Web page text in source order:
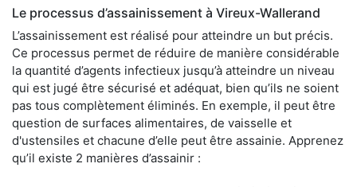
Le processus d’assainissement à Vireux-Wallerand
L’assainissement est réalisé pour atteindre un but précis.
Ce processus permet de réduire de manière considérable
la quantité d’agents infectieux jusqu’à atteindre un niveau
qui est jugé être sécurisé et adéquat, bien qu’ils ne soient
pas tous complètement éliminés. En exemple, il peut être
question de surfaces alimentaires, de vaisselle et
d'ustensiles et chacune d’elle peut être assainie. Apprenez
qu’il existe 2 manières d’assainir :